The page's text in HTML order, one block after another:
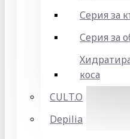
Серия за
Серия за
коса
CULT.O
Depilia